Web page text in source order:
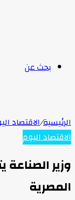
بحث عن
الرئيسية/الاقتصاد
الاقتصاد اليوم
وزير
المصرية